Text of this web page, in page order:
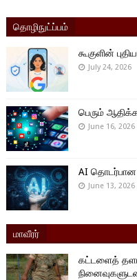
தொழிநுட்ப்பம்
கூகுளின்
July 24, 2026
பெரும்
June 16, 2026
AI தொடர்பான
June 13, 2026
மாவீரர்
கட்டளைத்